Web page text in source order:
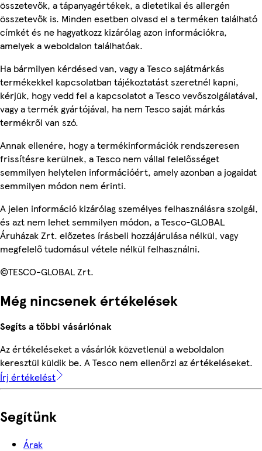
összetevők, a tápanyagértékek, a dietetikai és allergén
összetevők is. Minden esetben olvasd el a terméken található
címkét és ne hagyatkozz kizárólag azon információkra,
amelyek a weboldalon találhatóak.
Ha bármilyen kérdésed van, vagy a Tesco sajátmárkás
termékekkel kapcsolatban tájékoztatást szeretnél kapni,
kérjük, hogy vedd fel a kapcsolatot a Tesco vevőszolgálatával,
vagy a termék gyártójával, ha nem Tesco saját márkás
termékről van szó.
Annak ellenére, hogy a termékinformációk rendszeresen
frissítésre kerülnek, a Tesco nem vállal felelősséget
semmilyen helytelen információért, amely azonban a jogaidat
semmilyen módon nem érinti.
A jelen információ kizárólag személyes felhasználásra szolgál,
és azt nem lehet semmilyen módon, a Tesco-GLOBAL
Áruházak Zrt. előzetes írásbeli hozzájárulása nélkül, vagy
megfelelő tudomásul vétele nélkül felhasználni.
©TESCO-GLOBAL Zrt.
Még nincsenek értékelések
Segíts a többi vásárlónak
Az értékeléseket a vásárlók közvetlenül a weboldalon
keresztül küldik be. A Tesco nem ellenőrzi az értékeléseket.
Írj értékelést
Segítünk
Árak